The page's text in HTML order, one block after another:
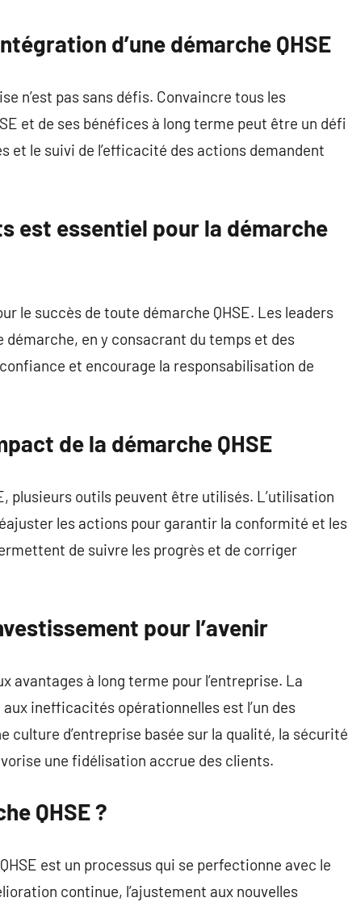
d’une démarche QHSE
n’est pas sans défis. Convaincre tous les
et de ses bénéfices à long terme peut être un défi
et le suivi de l’efficacité des actions demandent
est essentiel pour la démarche
le succès de toute démarche QHSE. Les leaders
en y consacrant du temps et des
et encourage la responsabilisation de
de la démarche QHSE
plusieurs outils peuvent être utilisés. L’utilisation
les actions pour garantir la conformité et les
de suivre les progrès et de corriger
pour l’avenir
avantages à long terme pour l’entreprise. La
inefficacités opérationnelles est l’un des
culture d’entreprise basée sur la qualité, la sécurité
une fidélisation accrue des clients.
QHSE ?
est un processus qui se perfectionne avec le
continue, l’ajustement aux nouvelles